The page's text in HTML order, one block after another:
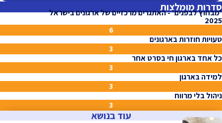
סדרות מומלצות
'מבחוץ לבפנים' - האתגרים מרכזיים של ארגונים בישראל
2025
6
טעויות חוזרות בארגונים
3
כל אחד בארגון חי בסרט אחר
3
למידה בארגון
3
ניהול בלי מרווח
3
עוד בנושא